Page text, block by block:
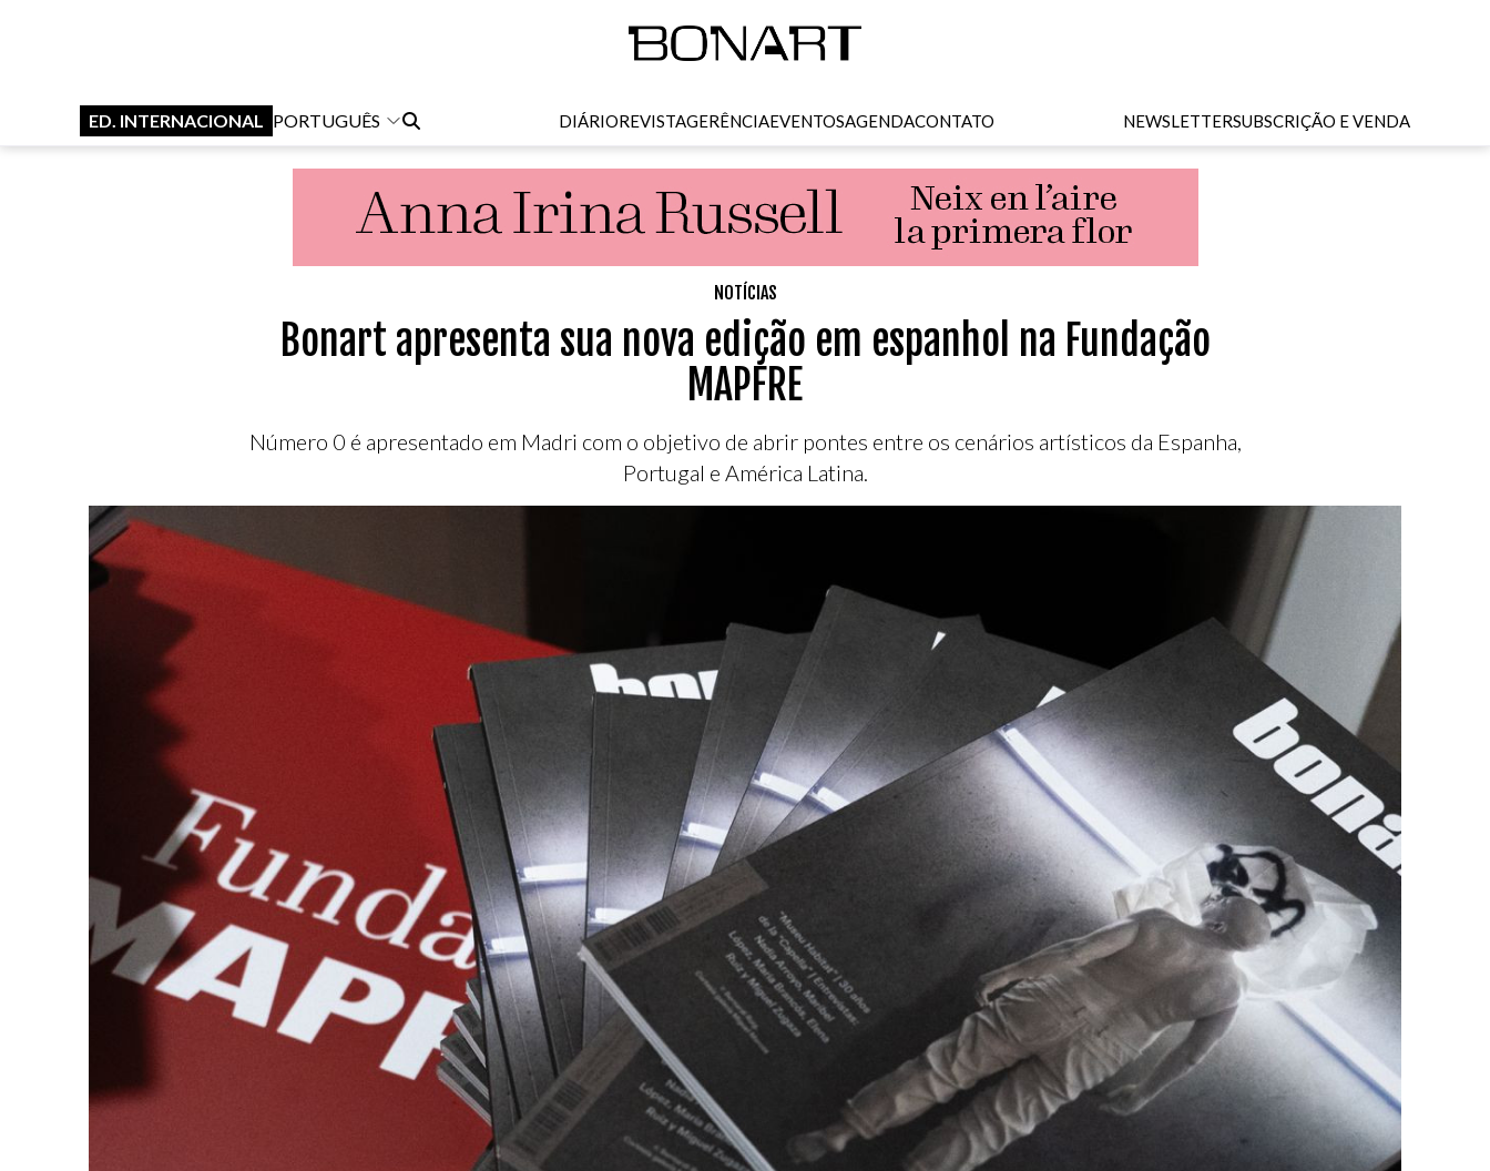
ED. INTERNACIONAL PORTUGUÊS DIÁRIOREVISTAGERÊNCIAEVENTOSAGENDACONTATO NEWSLETTERSUBSCRIÇÃO E VENDA
NOTÍCIAS
Bonart apresenta sua nova edição em espanhol na Fundação
MAPFRE
Número 0 é apresentado em Madri com o objetivo de abrir pontes entre os cenários artísticos da Espanha,
Portugal e América Latina.